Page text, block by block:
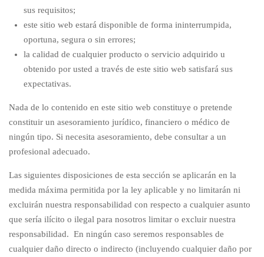
sus requisitos;
este sitio web estará disponible de forma ininterrumpida,
oportuna, segura o sin errores;
la calidad de cualquier producto o servicio adquirido u
obtenido por usted a través de este sitio web satisfará sus
expectativas.
Nada de lo contenido en este sitio web constituye o pretende
constituir un asesoramiento jurídico, financiero o médico de
ningún tipo. Si necesita asesoramiento, debe consultar a un
profesional adecuado.
Las siguientes disposiciones de esta sección se aplicarán en la
medida máxima permitida por la ley aplicable y no limitarán ni
excluirán nuestra responsabilidad con respecto a cualquier asunto
que sería ilícito o ilegal para nosotros limitar o excluir nuestra
responsabilidad. En ningún caso seremos responsables de
cualquier daño directo o indirecto (incluyendo cualquier daño por